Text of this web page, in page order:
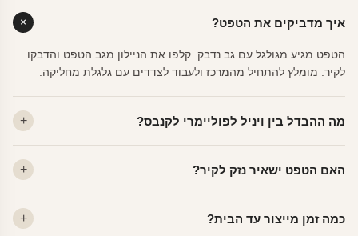
איך מדביקים את הטפט?
הטפט מגיע מגולגל עם גב נדבק. קלפו את הניילון מגב הטפט והדבקו
לקיר. מומלץ להתחיל מהמרכז ולעבוד לצדדים עם גלגלת מחליקה.
מה ההבדל בין ויניל לפוליימרי לקנבס?
פרמיום. קנבס — בד אמנותי יוקרתי, מט.
האם הטפט ישאיר נזק לקיר?
מתאים לקיר מטויח, גבס, קרמיקה וזכוכית.
כמה זמן מייצור עד הבית?